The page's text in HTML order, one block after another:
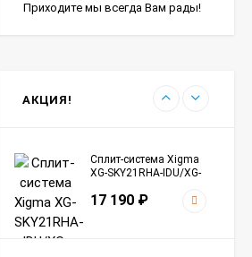
Приходите мы всегда Вам рады!
АКЦИЯ!
Сплит-система Xigma
XG-SKY21RHA-IDU/XG-
17 190 ₽